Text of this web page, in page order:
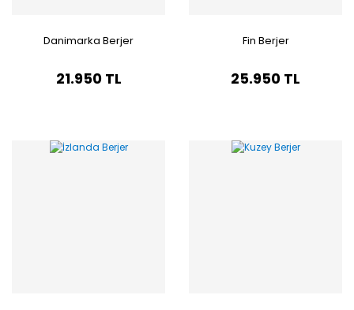
Danimarka Berjer
21.950 TL
Fin Berjer
25.950 TL